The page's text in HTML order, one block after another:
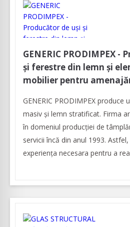
GENERIC PRODIMPEX -
și ferestre din lemn și
mobilier pentru
GENERIC PRODIMPEX produce
masiv şi lemn stratificat. Firma
în domeniul producției de
servicii încă din anul 1993.
experiența necesara pentru a